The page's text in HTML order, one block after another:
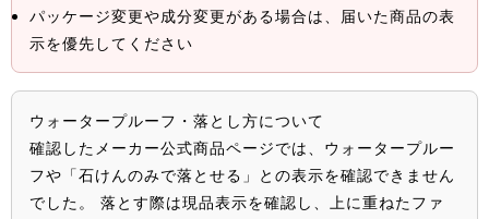
パッケージ変更や成分変更がある場合は、届いた商品の表
示を優先してください
ウォータープルーフ・落とし方について
確認したメーカー公式商品ページでは、ウォータープルー
フや「石けんのみで落とせる」との表示を確認できません
でした。 落とす際は現品表示を確認し、上に重ねたファ